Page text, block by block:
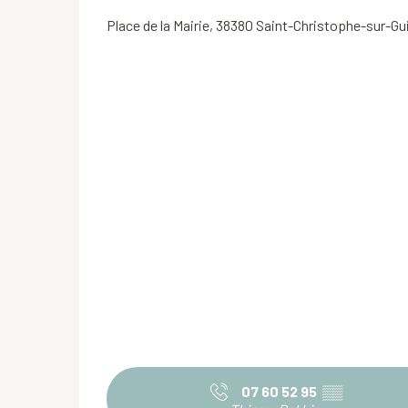
Place de la Mairie, 38380 Saint-Christophe-sur-
07 60 52 95 ▒▒